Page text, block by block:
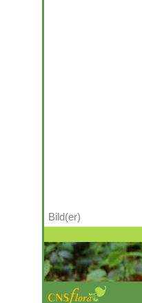
Bild(er)